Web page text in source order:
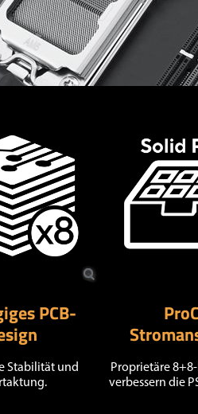
PCB-
Stabilität und
Proprietäre
verbessern die